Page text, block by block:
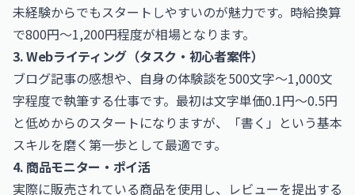
未経験からでもスタートしやすいのが魅力です。時給換算
で800円〜1,200円程度が相場となります。
3. Webライティング（タスク・初心者案件）
ブログ記事の感想や、自身の体験談を500文字〜1,000文
字程度で執筆する仕事です。最初は文字単価0.1円〜0.5円
と低めからのスタートになりますが、「書く」という基本
スキルを磨く第一歩として最適です。
4. 商品モニター・ポイ活
実際に販売されている商品を使用し、レビューを提出する